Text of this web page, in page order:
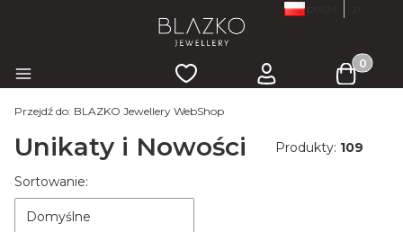
Menu Ulubione Zaloguj się Koszyk
Przejdź do: BLAZKO Jewellery WebShop
Unikaty i Nowości Produkty: 109
Lista produktów
Sortowanie:
Domyślne